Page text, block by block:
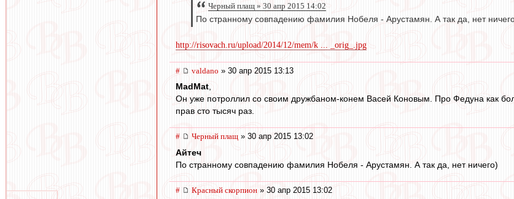
Черный плащ » 30 апр 2015 14:02
По странному совпадению фамилия Нобеля - Арустамян. А так да, нет
http://risovach.ru/upload/2014/12/mem/k ... _orig_.jpg
# valdano » 30 апр 2015 13:13
MadMat,
Он уже потроллил со своим дружбаном-конем Васей Коновым. Про Федуна как
прав сто тысяч раз.
# Черный плащ » 30 апр 2015 13:02
Айтеч
По странному совпадению фамилия Нобеля - Арустамян. А так да, нет ничего)
# Красный скорпион » 30 апр 2015 13:02